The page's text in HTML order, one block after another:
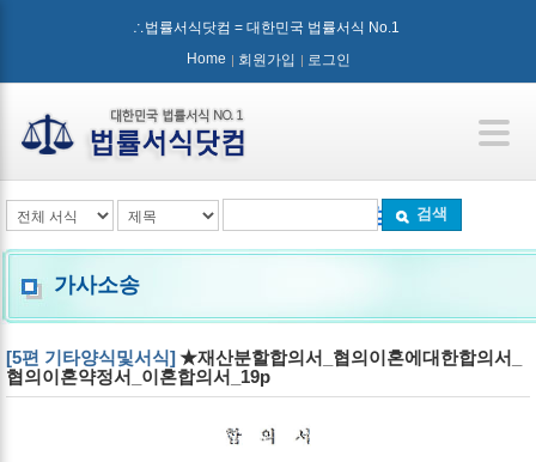
∴법률서식닷컴 = 대한민국 법률서식 No.1
Home
회원가입 로그인
검색
가사소송
[5편 기타양식및서식]★재산분할합의서_협의이혼에대한합의서_
협의이혼약정서_이혼합의서_19p